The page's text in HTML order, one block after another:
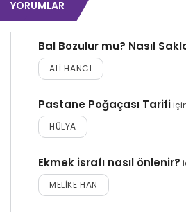
YORUMLAR
Bal Bozulur mu? Nasıl
ALI HANCI
Pastane Poğaçası Tarifi
HÜLYA
Ekmek israfı nasıl önlenir?
MELIKE HAN